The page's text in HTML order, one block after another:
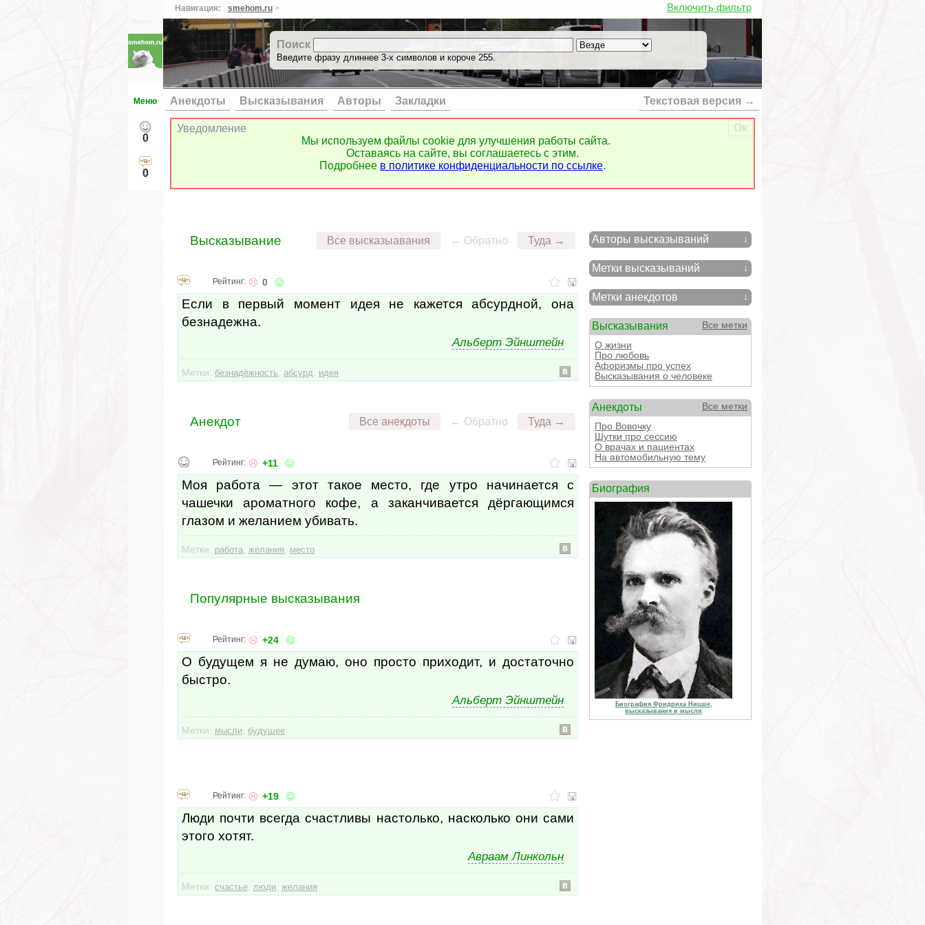
Меню
0
0
Включить фильтр
Навигация: smehom.ru >
Поиск
Введите фразу длиннее 3-х символов и короче 255.
Анекдоты Высказывания Авторы Закладки Текстовая версия →
Ок
Уведомление
Мы используем файлы cookie для улучшения работы сайта.
Оставаясь на сайте, вы соглашаетесь с этим.
Подробнее в политике конфиденциальности по ссылке.
↓
Авторы высказываний
↓
Метки высказываний
↓
Метки анекдотов
Высказывания
Все метки
О жизни
Про любовь
Афоризмы про успех
Высказывания о человеке
Анекдоты
Все метки
Про Вовочку
Шутки про сессию
О врачах и пациентах
На автомобильную тему
Биография
Биография Фридриха Ницше,
высказывания и мысли
Высказывание Все высказыавания ← Обратно Туда →
Рейтинг: 0
Если в первый момент идея не кажется абсурдной, она
безнадежна.
Альберт Эйнштейн
Метки: безнадёжность абсурд идея
Анекдот Все анекдоты ← Обратно Туда →
Рейтинг: +11
Моя работа — этот такое место, где утро начинается с
чашечки ароматного кофе, а заканчивается дёргающимся
глазом и желанием убивать.
Метки: работа желания место
Популярные высказывания
Рейтинг: +24
О будущем я не думаю, оно просто приходит, и достаточно
быстро.
Альберт Эйнштейн
Метки: мысли будущее
Рейтинг: +19
Люди почти всегда счастливы настолько, насколько они сами
этого хотят.
Авраам Линкольн
Метки: счастье люди желания